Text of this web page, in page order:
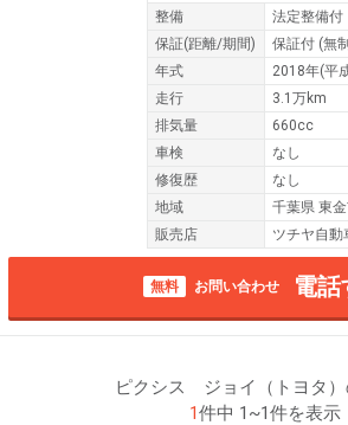
整備
法定整備付
保証(距離/期間) 保証付 (無
年式
2018年(平
走行
3.1万km
排気量
660cc
車検
なし
修復歴
なし
地域
千葉県 東
販売店
ツチヤ自動
無料 お問い合わせ 電話
ピクシス ジョイ（トヨタ）
1件中 1~1件を表示